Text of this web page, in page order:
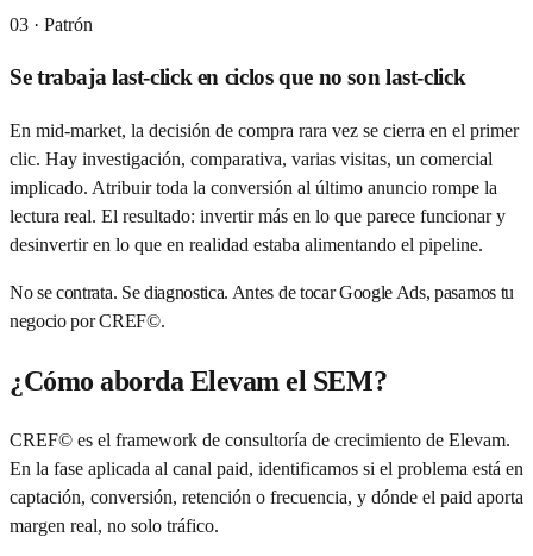
03 · Patrón
Se trabaja last-click en ciclos que no son last-click
En mid-market, la decisión de compra rara vez se cierra en el primer
clic. Hay investigación, comparativa, varias visitas, un comercial
implicado. Atribuir toda la conversión al último anuncio rompe la
lectura real. El resultado: invertir más en lo que parece funcionar y
desinvertir en lo que en realidad estaba alimentando el pipeline.
No se contrata. Se diagnostica. Antes de tocar Google Ads, pasamos tu
negocio por CREF©.
¿Cómo aborda Elevam el SEM?
CREF© es el framework de consultoría de crecimiento de Elevam.
En la fase aplicada al canal paid, identificamos si el problema está en
captación, conversión, retención o frecuencia, y dónde el paid aporta
margen real, no solo tráfico.